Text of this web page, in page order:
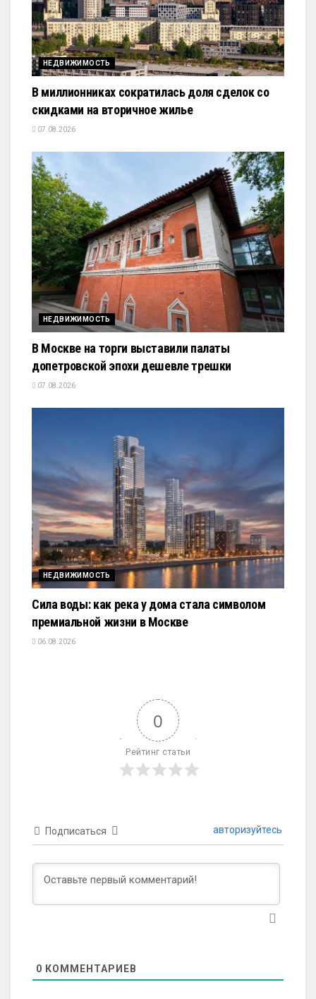
НЕДВИЖИМОСТЬ
В миллионниках сократилась доля сделок со
скидками на вторичное жилье
07.08.2026
НЕДВИЖИМОСТЬ
В Москве на торги выставили палаты
допетровской эпохи дешевле трешки
07.08.2026
НЕДВИЖИМОСТЬ
Сила воды: как река у дома стала символом
премиальной жизни в Москве
06.08.2026
0
Рейтинг статьи
Подписаться авторизуйтесь
0 КОММЕНТАРИЕВ